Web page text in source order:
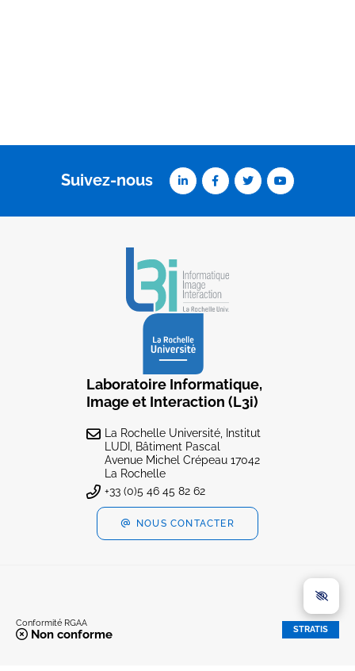
Suivez-nous
Laboratoire Informatique,
Image et Interaction (L3i)
La Rochelle Université, Institut
LUDI, Bâtiment Pascal
Avenue Michel Crépeau 17042
La Rochelle
+33 (0)5 46 45 82 62
NOUS CONTACTER
Conformité RGAA
Non conforme STRATIS